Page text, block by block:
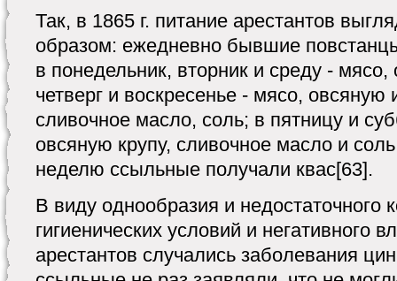
Так, в 1865 г. питание арестантов
образом: ежедневно бывшие
в понедельник, вторник и среду - мясо,
четверг и воскресенье - мясо, овсяную
сливочное масло, соль; в пятницу и
овсяную крупу, сливочное масло и
неделю ссыльные получали квас[63].
В виду однообразия и недостаточного
гигиенических условий и негативного
арестантов случались заболевания